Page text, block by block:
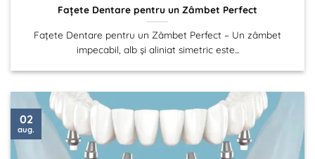
Fațete Dentare pentru un Zâmbet Perfect
Fațete Dentare pentru un Zâmbet Perfect – Un zâmbet
impecabil, alb și aliniat simetric este...
02
aug.